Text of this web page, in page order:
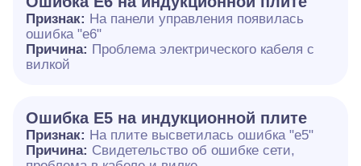
Признак: На панели управления появилась
ошибка "e6"
Причина: Проблема электрического кабеля с
вилкой
Ошибка Е5 на индукционной плите
Признак: На плите высветилась ошибка "е5"
Причина: Свидетельство об ошибке сети,